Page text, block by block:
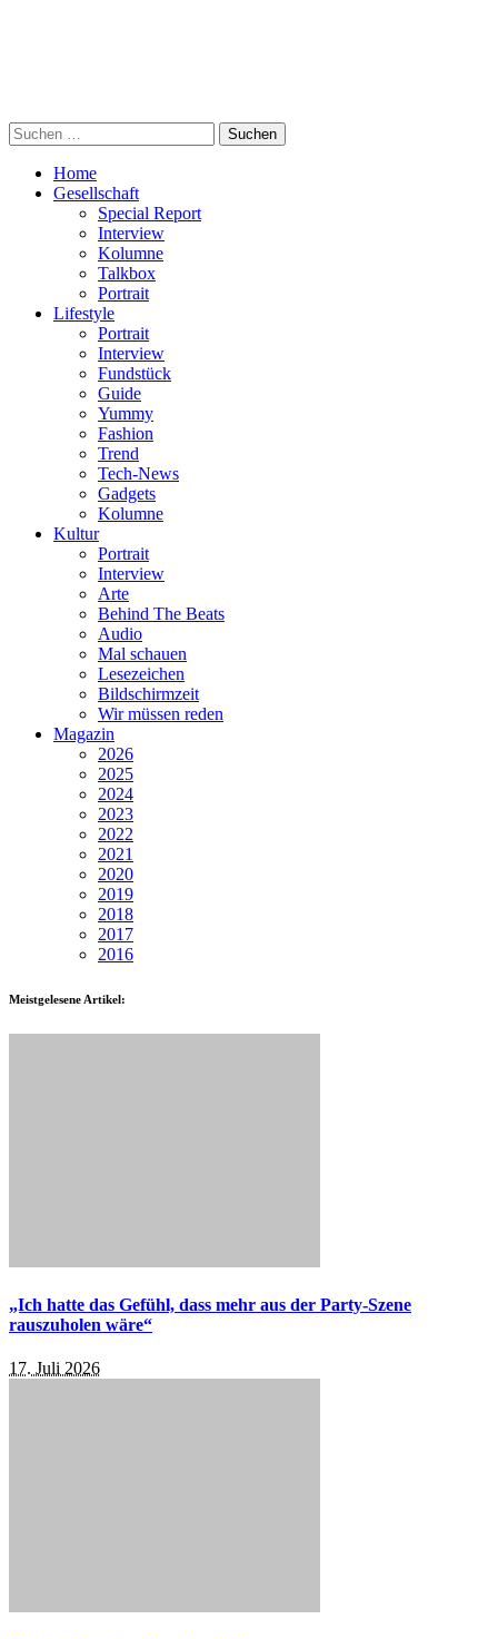
Suchen
nach:
Home
Gesellschaft
Special Report
Interview
Kolumne
Talkbox
Portrait
Lifestyle
Portrait
Interview
Fundstück
Guide
Yummy
Fashion
Trend
Tech-News
Gadgets
Kolumne
Kultur
Portrait
Interview
Arte
Behind The Beats
Audio
Mal schauen
Lesezeichen
Bildschirmzeit
Wir müssen reden
Magazin
2026
2025
2024
2023
2022
2021
2020
2019
2018
2017
2016
Meistgelesene Artikel:
„Ich hatte das Gefühl, dass mehr aus der Party-Szene
rauszuholen wäre“
17. Juli 2026